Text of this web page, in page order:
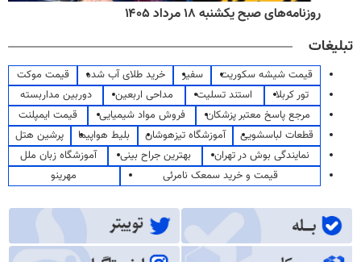
روزنامه‌های صبح یکشنبه ۱۸ مرداد ۱۴۰۵
تبلیغات
قیمت شیشه سکوریت سفیر خرید طلای آب شده
قیمت موکت
تور کربلا
استند تسلیت مداحی اربعین
دوربین مداربسته
مرجع پاسخ معتبر پزشکان
فروش مواد شیمیایی
قیمت ایمپلنت
قطعات لباسشویی
آموزشگاه تیزهوشان بلیط هواپیما
پرشین هتل
نمایندگی بوش در تهران
بهترین جراح بینی
آموزشگاه زبان ملل
قیمت و خرید سمعک نامرئی
مهرینو